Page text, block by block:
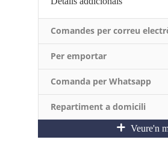
Comandes per correu
Per emportar
Comanda per Whatsapp
Repartiment a domicili
Veure'n